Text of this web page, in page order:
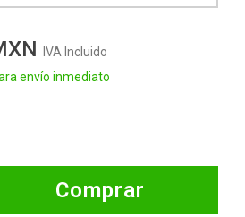
IVA Incluido
envío inmediato
Comprar